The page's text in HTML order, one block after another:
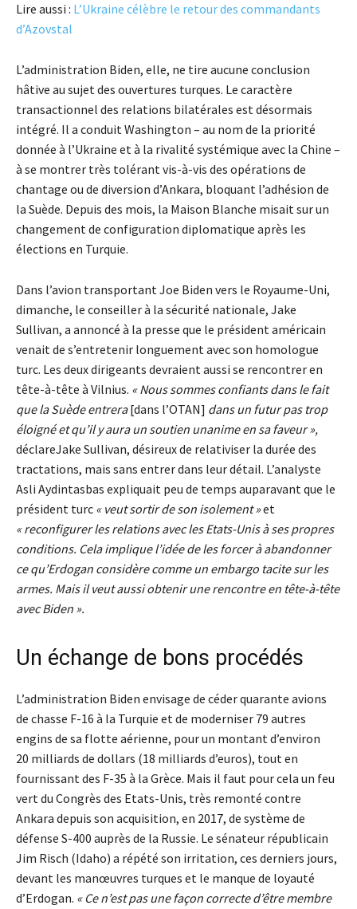
Lire aussi : L’Ukraine célèbre le retour des commandants
d’Azovstal
L’administration Biden, elle, ne tire aucune conclusion
hâtive au sujet des ouvertures turques. Le caractère
transactionnel des relations bilatérales est désormais
intégré. Il a conduit Washington – au nom de la priorité
donnée à l’Ukraine et à la rivalité systémique avec la Chine –
à se montrer très tolérant vis-à-vis des opérations de
chantage ou de diversion d’Ankara, bloquant l’adhésion de
la Suède. Depuis des mois, la Maison Blanche misait sur un
changement de configuration diplomatique après les
élections en Turquie.
Dans l’avion transportant Joe Biden vers le Royaume-Uni,
dimanche, le conseiller à la sécurité nationale, Jake
Sullivan, a annoncé à la presse que le président américain
venait de s’entretenir longuement avec son homologue
turc. Les deux dirigeants devraient aussi se rencontrer en
tête-à-tête à Vilnius. « Nous sommes confiants dans le fait
que la Suède entrera[dans l’OTAN] dans un futur pas trop
éloigné et qu’il y aura un soutien unanime en sa faveur »,
déclareJake Sullivan, désireux de relativiser la durée des
tractations, mais sans entrer dans leur détail. L’analyste
Asli Aydintasbas expliquait peu de temps auparavant que le
président turc « veut sortir de son isolement »et
« reconfigurer les relations avec les Etats-Unis à ses propres
conditions. Cela implique l’idée de les forcer à abandonner
ce qu’Erdogan considère comme un embargo tacite sur les
armes. Mais il veut aussi obtenir une rencontre en tête-à-tête
avec Biden ».
Un échange de bons procédés
L’administration Biden envisage de céder quarante avions
de chasse F-16 à la Turquie et de moderniser 79 autres
engins de sa flotte aérienne, pour un montant d’environ
20 milliards de dollars (18 milliards d’euros), tout en
fournissant des F-35 à la Grèce. Mais il faut pour cela un feu
vert du Congrès des Etats-Unis, très remonté contre
Ankara depuis son acquisition, en 2017, de système de
défense S-400 auprès de la Russie. Le sénateur républicain
Jim Risch (Idaho) a répété son irritation, ces derniers jours,
devant les manœuvres turques et le manque de loyauté
d’Erdogan. « Ce n’est pas une façon correcte d’être membre